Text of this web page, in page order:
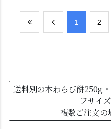
​1 ​2
送料別の本わらび餅250g
フサイ
複数ご注文の